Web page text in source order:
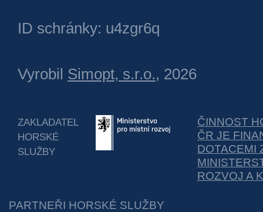
ID schránky: u4zgr6q
Vyrobil Simopt, s.r.o., 2026
ZAKLADATEL
HORSKÉ
SLUŽBY
ČINNOST
ČR JE
DOTACEMI
ROZVOJ A
PARTNEŘI HORSKÉ SLUŽBY